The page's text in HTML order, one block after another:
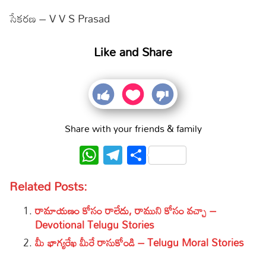
సేకరణ – V V S Prasad
Like and Share
Share with your friends & family
WhatsApp
Telegram
Share
Related Posts:
రామాయణం కోసం రాలేదు, రాముని కోసం వచ్చా –
Devotional Telugu Stories
మీ భాగ్యరేఖ మీరే రాసుకోండి – Telugu Moral Stories